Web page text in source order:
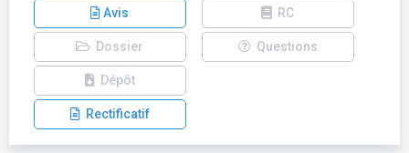
Avis RC
Dossier Questions
Dépôt
Rectificatif